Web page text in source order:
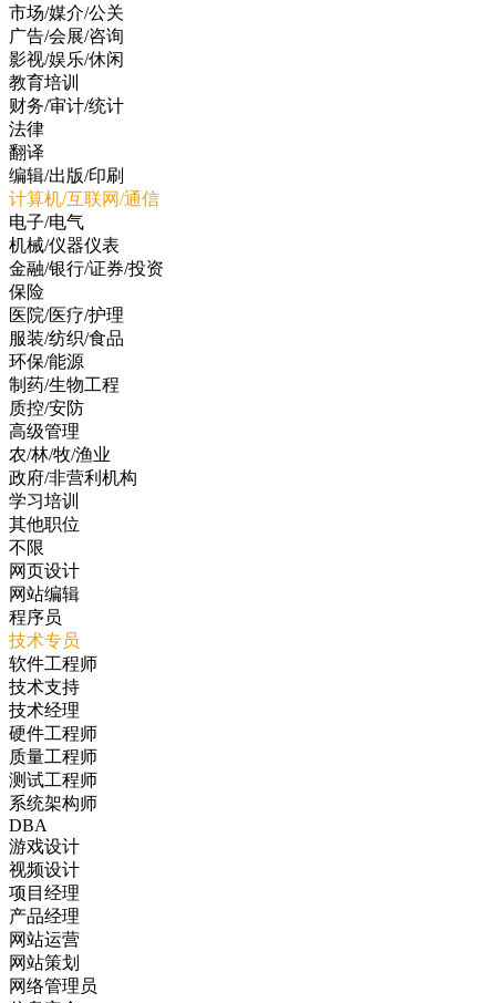
市场/媒介/公关
广告/会展/咨询
影视/娱乐/休闲
教育培训
财务/审计/统计
法律
翻译
编辑/出版/印刷
计算机/互联网/通信
电子/电气
机械/仪器仪表
金融/银行/证券/投资
保险
医院/医疗/护理
服装/纺织/食品
环保/能源
制药/生物工程
质控/安防
高级管理
农/林/牧/渔业
政府/非营利机构
学习培训
其他职位
不限
网页设计
网站编辑
程序员
技术专员
软件工程师
技术支持
技术经理
硬件工程师
质量工程师
测试工程师
系统架构师
DBA
游戏设计
视频设计
项目经理
产品经理
网站运营
网站策划
网络管理员